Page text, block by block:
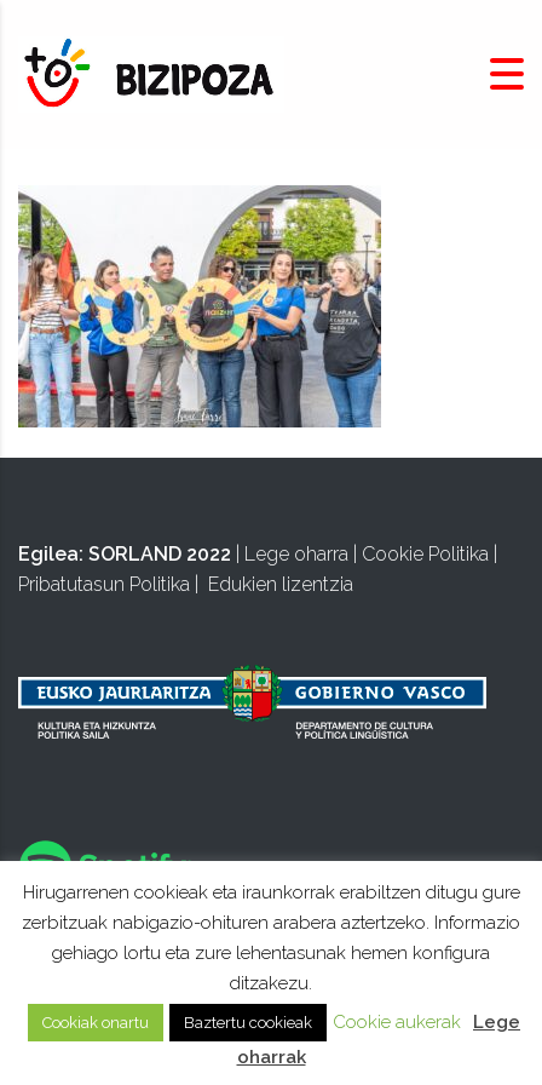
Egilea: SORLAND 2022 Lege oharra Cookie Politika
Pribatutasun Politika
Edukien lizentzia
Hirugarrenen cookieak eta iraunkorrak erabiltzen ditugu gure
zerbitzuak nabigazio-ohituren arabera aztertzeko. Informazio
gehiago lortu eta zure lehentasunak hemen konfigura
ditzakezu.
Cookiak onartu Baztertu cookieak Cookie aukerak
Lege
oharrak